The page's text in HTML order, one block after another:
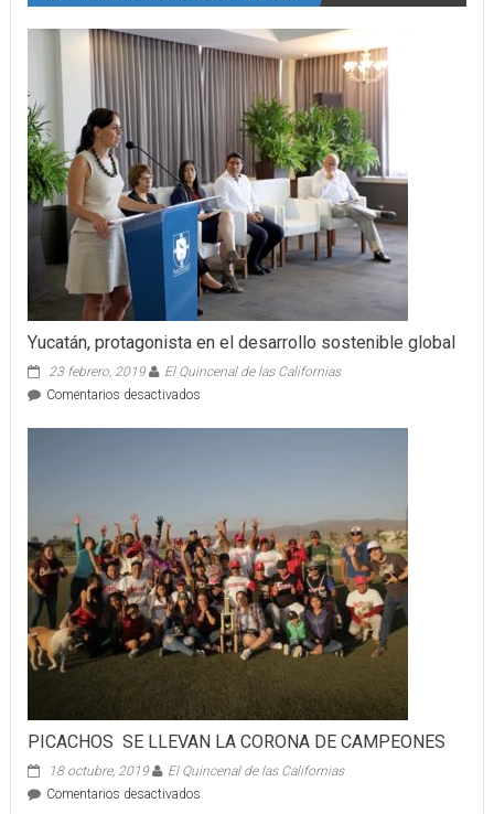
Yucatán, protagonista en el desarrollo sostenible global
23 febrero, 2019
El Quincenal de las Californias
Comentarios desactivadosen
protagonista
global
PICACHOS SE LLEVAN LA CORONA DE CAMPEONES
18 octubre, 2019
El Quincenal de las Californias
Comentarios desactivadosen